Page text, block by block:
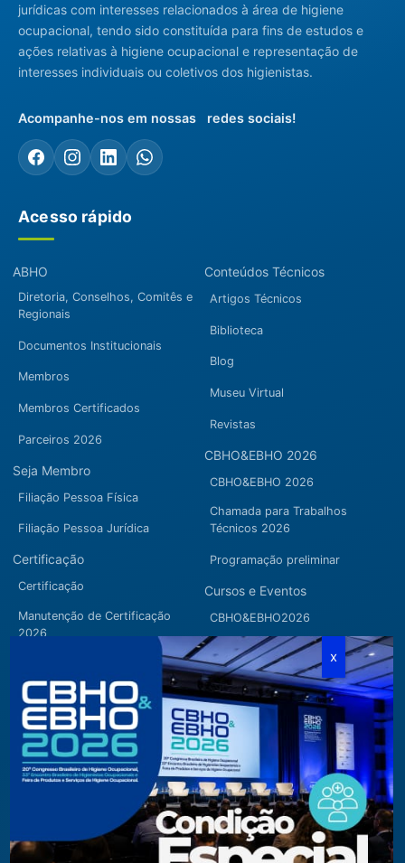
jurídicas com interesses relacionados à área de higiene
ocupacional, tendo sido constituída para fins de estudos e
ações relativas à higiene ocupacional e representação de
interesses individuais ou coletivos dos higienistas.
Acompanhe-nos em nossas redes sociais!
Acesso rápido
ABHO
Diretoria, Conselhos, Comitês e
Regionais
Documentos Institucionais
Membros
Membros Certificados
Parceiros 2026
Seja Membro
Filiação Pessoa Física
Filiação Pessoa Jurídica
Certificação
Certificação
Manutenção de Certificação
2026
Conteúdos Técnicos
Artigos Técnicos
Biblioteca
Blog
Museu Virtual
Revistas
CBHO&EBHO 2026
CBHO&EBHO 2026
Chamada para Trabalhos
Técnicos 2026
Programação preliminar
Cursos e Eventos
CBHO&EBHO2026
Cursos Modulares
Eventos Apoiados
Eventos Regionais
Loja